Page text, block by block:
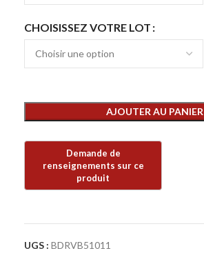
CHOISISSEZ VOTRE LOT
AJOUTER AU PANIER
UGS : BDRVB51011